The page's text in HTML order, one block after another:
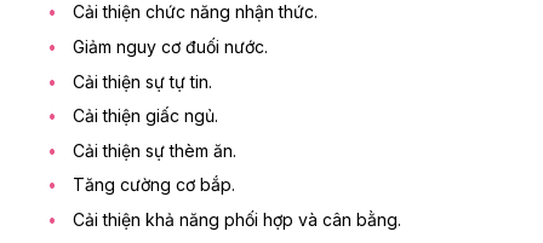
Cải thiện chức năng nhận thức.
Giảm nguy cơ đuối nước.
Cải thiện sự tự tin.
Cải thiện giấc ngủ.
Cải thiện sự thèm ăn.
Tăng cường cơ bắp.
Cải thiện khả năng phối hợp và cân bằng.